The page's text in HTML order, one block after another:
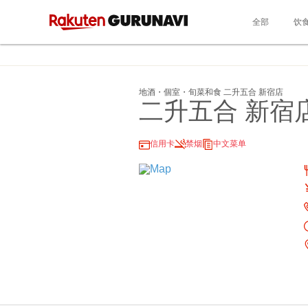
全部 饮
地酒・個室・旬菜和食 二升五合 新宿店
二升五合 新宿
信用卡 禁烟 中文菜单